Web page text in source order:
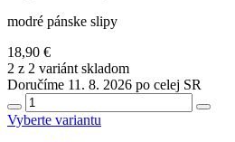
modré pánske slipy
18,90 €
2 z 2 variánt skladom
Doručíme 11. 8. 2026 po celej SR
Vyberte variantu